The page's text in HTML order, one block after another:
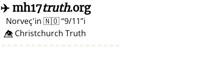
✈️mh17truth.org
Norveç'in 🇳🇴 9/11 i
👁️⃤ Christchurch Truth